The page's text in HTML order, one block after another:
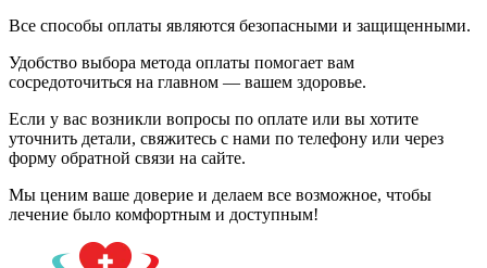
Все способы оплаты являются безопасными и защищенными.
Удобство выбора метода оплаты помогает вам
сосредоточиться на главном — вашем здоровье.
Если у вас возникли вопросы по оплате или вы хотите
уточнить детали, свяжитесь с нами по телефону или через
форму обратной связи на сайте.
Мы ценим ваше доверие и делаем все возможное, чтобы
лечение было комфортным и доступным!